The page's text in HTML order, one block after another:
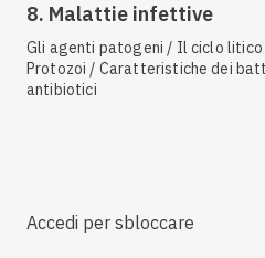
8. Malattie infettive
Gli agenti patogeni / Il ciclo
Protozoi / Caratteristiche dei
antibiotici
Accedi per sbloccare